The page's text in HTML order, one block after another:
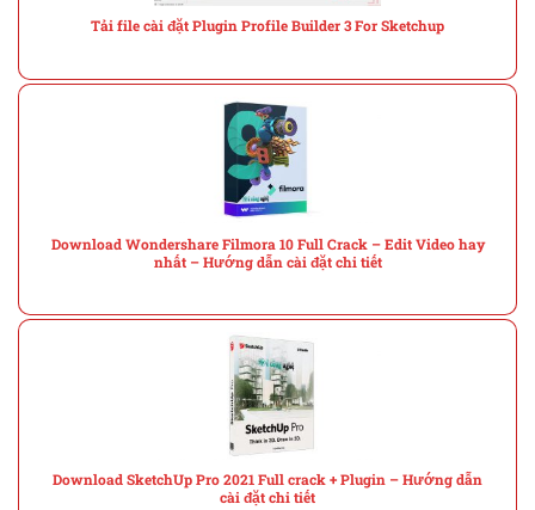
Tải file cài đặt Plugin Profile Builder 3 For Sketchup
Download Wondershare Filmora 10 Full Crack – Edit Video hay
nhất – Hướng dẫn cài đặt chi tiết
Download SketchUp Pro 2021 Full crack + Plugin – Hướng dẫn
cài đặt chi tiết